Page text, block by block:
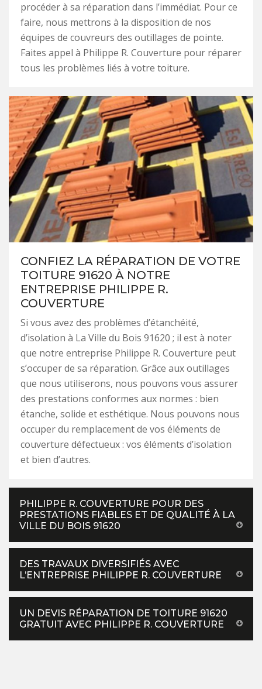
procéder à sa réparation dans l’immédiat. Pour ce
faire, nous mettrons à la disposition de nos
équipes de couvreurs des outillages de pointe.
Faites appel à Philippe R. Couverture pour réparer
tous les problèmes liés à votre toiture.
CONFIEZ LA RÉPARATION DE VOTRE
TOITURE 91620 À NOTRE
ENTREPRISE PHILIPPE R.
COUVERTURE
Si vous avez des problèmes d’étanchéité,
d’isolation à La Ville du Bois 91620 ; il est à noter
que notre entreprise Philippe R. Couverture peut
s’occuper de sa réparation. Grâce aux outillages
que nous utiliserons, nous pouvons vous assurer
des prestations conformes aux normes : bien
étanche, solide et esthétique. Nous pouvons nous
occuper du remplacement de vos éléments de
couverture défectueux : vos éléments d’isolation
et bien d’autres.
PHILIPPE R. COUVERTURE POUR DES
PRESTATIONS FIABLES ET DE QUALITÉ À LA
VILLE DU BOIS 91620
DES TRAVAUX DIVERSIFIÉS AVEC
L’ENTREPRISE PHILIPPE R. COUVERTURE
UN DEVIS RÉPARATION DE TOITURE 91620
GRATUIT AVEC PHILIPPE R. COUVERTURE